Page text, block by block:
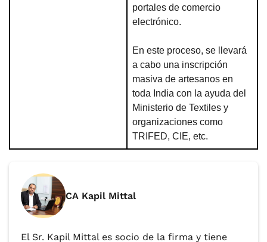
portales de comercio
electrónico.
En este proceso, se llevará
a cabo una inscripción
masiva de artesanos en
toda India con la ayuda del
Ministerio de Textiles y
organizaciones como
TRIFED, CIE, etc.
CA Kapil Mittal
El Sr. Kapil Mittal es socio de la firma y tiene